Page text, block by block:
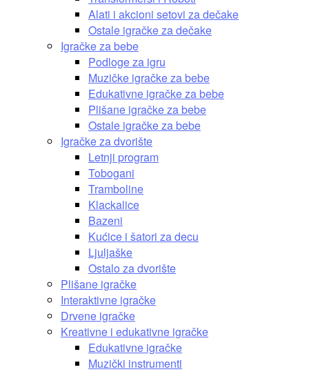
Alati i akcioni setovi za dečake
Ostale igračke za dečake
Igračke za bebe
Podloge za igru
Muzičke igračke za bebe
Edukativne igračke za bebe
Plišane igračke za bebe
Ostale igračke za bebe
Igračke za dvorište
Letnji program
Tobogani
Tramboline
Klackalice
Bazeni
Kućice i šatori za decu
Ljuljaške
Ostalo za dvorište
Plišane igračke
Interaktivne igračke
Drvene igračke
Kreativne i edukativne igračke
Edukativne igračke
Muzički instrumenti